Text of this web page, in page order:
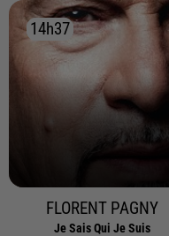
14h37
14h37
FLORENT PAGNY
Je Sais Qui Je Suis